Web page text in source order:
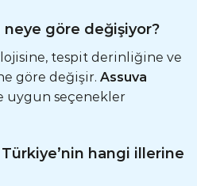
göre değişiyor?
tespit derinliğine ve
göre değişir. Assuva
uygun seçenekler
hangi illerine